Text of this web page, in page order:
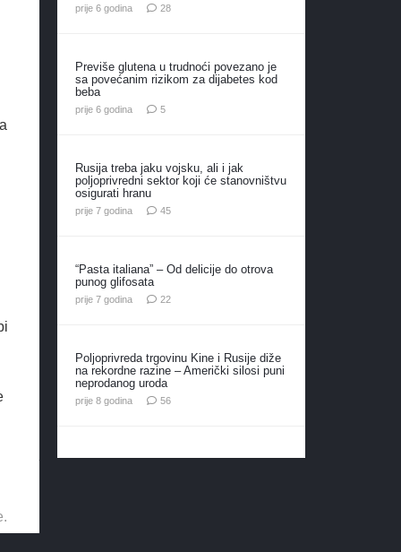
prije 6 godina 28komentara
Previše glutena u trudnoći povezano je
sa povećanim rizikom za dijabetes kod
beba
prije 6 godina 5komentara
Rusija treba jaku vojsku, ali i jak
poljoprivredni sektor koji će stanovništvu
osigurati hranu
prije 7 godina 45komentara
“Pasta italiana” – Od delicije do otrova
punog glifosata
prije 7 godina 22komentara
Poljoprivreda trgovinu Kine i Rusije diže
na rekordne razine – Američki silosi puni
neprodanog uroda
prije 8 godina 56komentara